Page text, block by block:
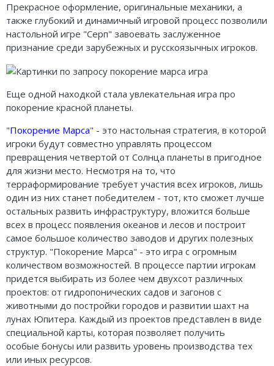
Прекрасное оформление, оригинальные механики, а
также глубокий и динамичный игровой процесс позволили
настольной игре "Серп" завоевать заслуженное
признание среди зарубежных и русскоязычных игроков.
Еще одной находкой стала увлекательная игра про
покорение красной планеты.
"Покорение Марса" - это настольная стратегия, в которой
игроки будут совместно управлять процессом
превращения четвертой от Солнца планеты в пригодное
для жизни место. Несмотря на то, что
терраформирование требует участия всех игроков, лишь
один из них станет победителем - тот, кто сможет лучше
остальных развить инфраструктуру, вложится больше
всех в процесс появления океанов и лесов и построит
самое большое количество заводов и других полезных
структур. "Покорение Марса" - это игра с огромным
количеством возможностей. В процессе партии игрокам
придется выбирать из более чем двухсот различных
проектов: от гидропонических садов и загонов с
животными до постройки городов и развитии шахт на
лунах Юпитера. Каждый из проектов представлен в виде
специальной карты, которая позволяет получить
особые бонусы или развить уровень производства тех
или иных ресурсов.